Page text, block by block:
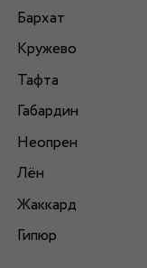
Бархат
Кружево
Тафта
Габардин
Неопрен
Лён
Жаккард
Гипюр